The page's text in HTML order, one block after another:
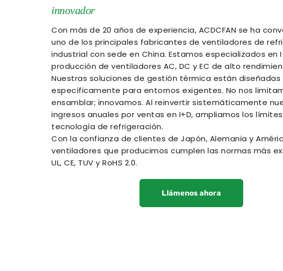
innovador
Con más de 20 años de experiencia, ACDCFAN se ha
uno de los principales fabricantes de ventiladores de
industrial con sede en China. Estamos especializados en
producción de ventiladores AC, DC y EC de alto
Nuestras soluciones de gestión térmica están diseñadas
específicamente para entornos exigentes. No nos
ensamblar; innovamos. Al reinvertir sistemáticamente
ingresos anuales por ventas en I+D, ampliamos los
tecnología de refrigeración.
Con la confianza de clientes de Japón, Alemania y
ventiladores que producimos cumplen las normas más
UL, CE, TUV y RoHS 2.0.
Llámenos ahora